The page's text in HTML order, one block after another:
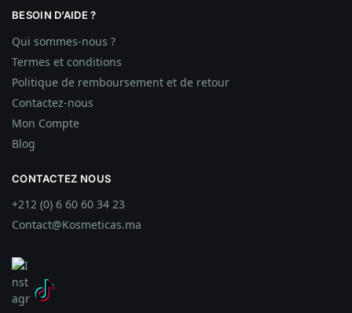
BESOIN D’AIDE ?
Qui sommes-nous ?
Termes et conditions
Politique de remboursement et de retour
Contactez-nous
Mon Compte
Blog
CONTACTEZ NOUS
+212 (0) 6 60 60 34 23
Contact@Kosmeticas.ma